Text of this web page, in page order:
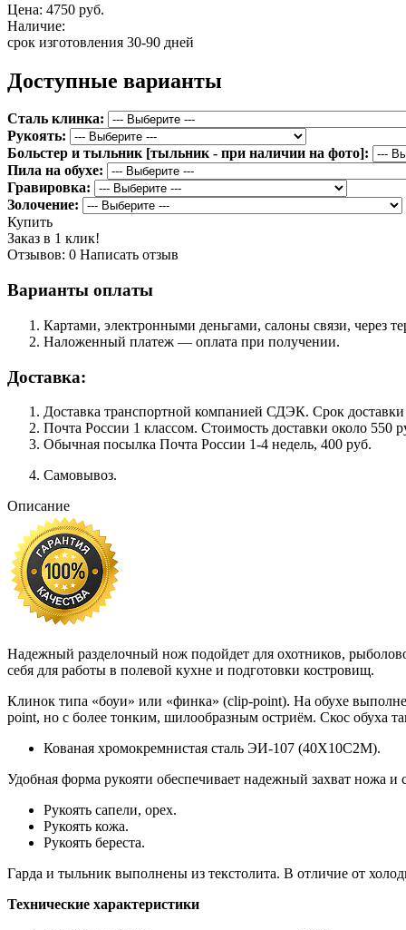
Цена: 4750 руб.
Наличие:
срок изготовления 30-90 дней
Доступные варианты
Сталь клинка:
Рукоять:
Больстер и тыльник [тыльник - при наличии на фото]:
Пила на обухе:
Гравировка:
Золочение:
Купить
Заказ в 1 клик!
Отзывов: 0 Написать отзыв
Варианты оплаты
Картами, электронными деньгами, салоны связи, через
Наложенный платеж — оплата при получении.
Доставка:
Доставка транспортной компанией СДЭК. Срок
Почта России 1 классом. Cтоимость доставки около 550
Обычная посылка Почта России 1-4 недель, 400 руб.
Самовывоз.
Описание
Надежный разделочный нож подойдет для охотников,
себя для работы в полевой кухне и подготовки костровищ.
Клинок типа «боуи» или «финка» (clip-point). На обухе
point, но с более тонким, шилообразным остриём. Скос обуха
Кованая хромокремнистая сталь ЭИ-107 (40Х10С2М).
Удобная форма рукояти обеспечивает надежный захват ножа
Рукоять сапели, орех.
Рукоять кожа.
Рукоять береста.
Гарда и тыльник выполнены из текстолита. В отличие от
Технические характеристики